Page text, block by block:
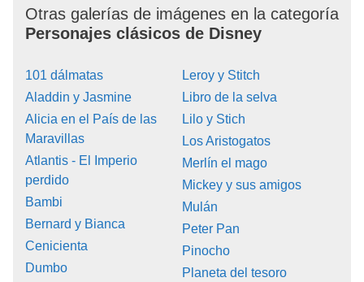
Otras galerías de imágenes en la categoría
Personajes clásicos de Disney
101 dálmatas
Aladdin y Jasmine
Alicia en el País de las
Maravillas
Atlantis - El Imperio
perdido
Bambi
Bernard y Bianca
Cenicienta
Dumbo
Leroy y Stitch
Libro de la selva
Lilo y Stich
Los Aristogatos
Merlín el mago
Mickey y sus amigos
Mulán
Peter Pan
Pinocho
Planeta del tesoro